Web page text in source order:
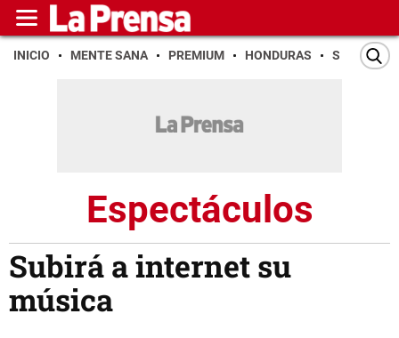
INICIO MENTE SANA PREMIUM HONDURAS SAN PEDRO
Espectáculos
Subirá a internet su
música